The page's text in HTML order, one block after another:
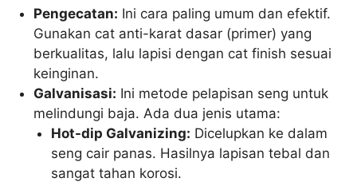
Pengecatan: Ini cara paling umum dan efektif.
Gunakan cat anti-karat dasar (primer) yang
berkualitas, lalu lapisi dengan cat finish sesuai
keinginan.
Galvanisasi: Ini metode pelapisan seng untuk
melindungi baja. Ada dua jenis utama:
Hot-dip Galvanizing: Dicelupkan ke dalam
seng cair panas. Hasilnya lapisan tebal dan
sangat tahan korosi.